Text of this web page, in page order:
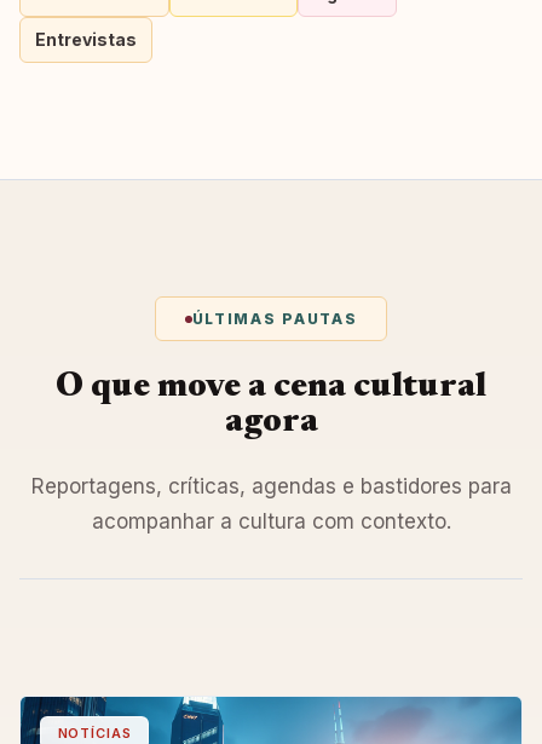
Entrevistas
ÚLTIMAS PAUTAS
O que move a cena cultural
agora
Reportagens, críticas, agendas e bastidores para
acompanhar a cultura com contexto.
NOTÍCIAS